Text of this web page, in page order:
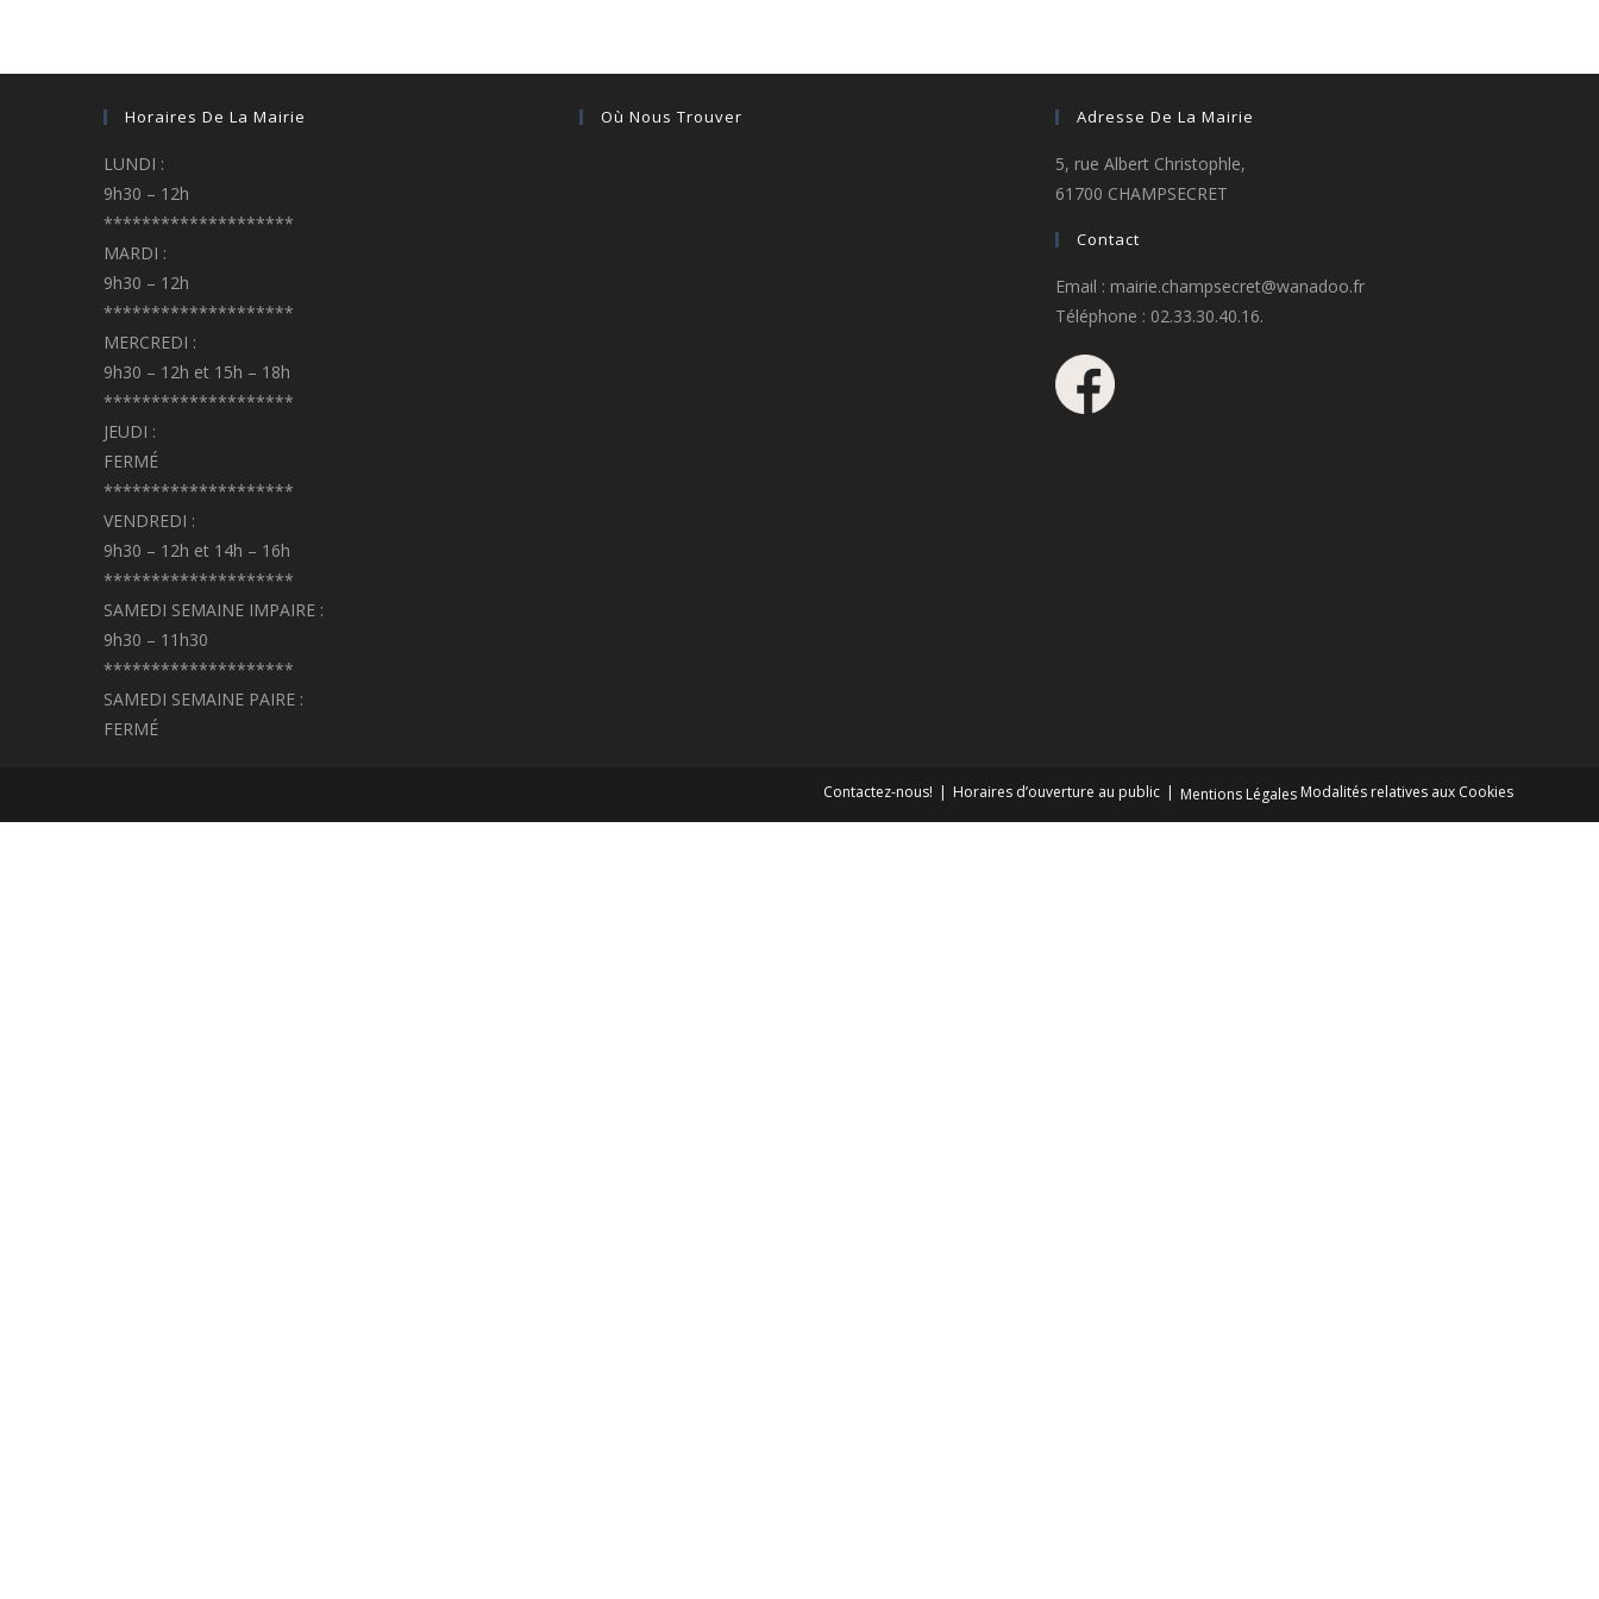
Horaires De La Mairie
LUNDI :
9h30 – 12h
********************
MARDI :
9h30 – 12h
********************
MERCREDI :
9h30 – 12h et 15h – 18h
********************
JEUDI :
FERMÉ
********************
VENDREDI :
9h30 – 12h et 14h – 16h
********************
SAMEDI SEMAINE IMPAIRE :
9h30 – 11h30
********************
SAMEDI SEMAINE PAIRE :
FERMÉ
Où Nous Trouver Adresse De La Mairie
5, rue Albert Christophle,
61700 CHAMPSECRET
Contact
Email : mairie.champsecret@wanadoo.fr
Téléphone : 02.33.30.40.16.
Contactez-nous! Horaires d’ouverture au public Mentions Légales Modalités relatives aux Cookies